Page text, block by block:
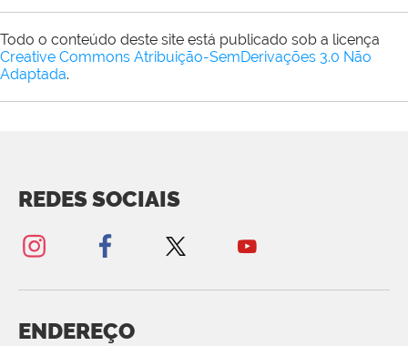
Todo o conteúdo deste site está publicado sob a licença
Creative Commons Atribuição-SemDerivações 3.0 Não
Adaptada.
REDES SOCIAIS
ENDEREÇO